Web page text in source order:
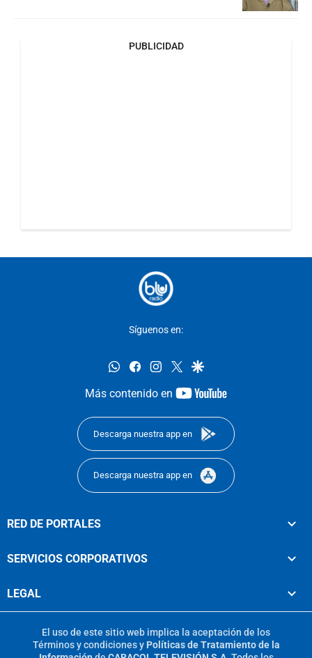
PUBLICIDAD
Síguenos en:
whatsappfacebookinstagram
twittergoogle
Más contenido en
youtube-
Descarga nuestra app en
Descarga nuestra app en
RED DE PORTALES
SERVICIOS CORPORATIVOS
LEGAL
El uso de este sitio web implica la aceptación de los
Términos y condicionesy Políticas de Tratamiento de la